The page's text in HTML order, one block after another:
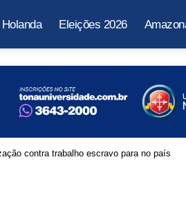
Eleições 2026
contra trabalho escravo para no país